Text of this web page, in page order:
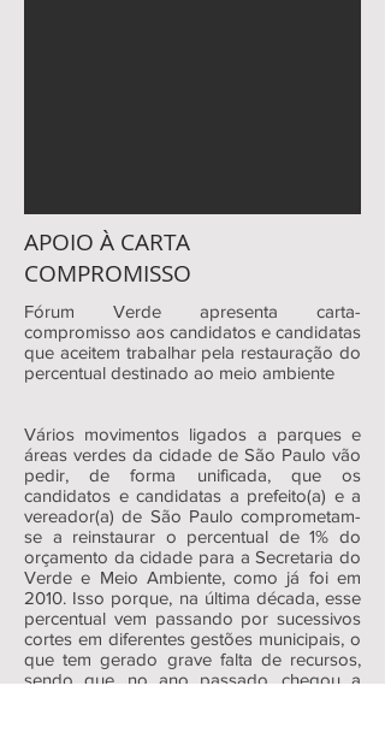
APOIO À CARTA
COMPROMISSO
Fórum Verde apresenta carta-
compromisso aos candidatos e candidatas
que aceitem trabalhar pela restauração do
percentual destinado ao meio ambiente
Vários movimentos ligados a parques e
áreas verdes da cidade de São Paulo vão
pedir, de forma unificada, que os
candidatos e candidatas a prefeito(a) e a
vereador(a) de São Paulo comprometam-
se a reinstaurar o percentual de 1% do
orçamento da cidade para a Secretaria do
Verde e Meio Ambiente, como já foi em
2010. Isso porque, na última década, esse
percentual vem passando por sucessivos
cortes em diferentes gestões municipais, o
que tem gerado grave falta de recursos,
sendo que, no ano passado, chegou a